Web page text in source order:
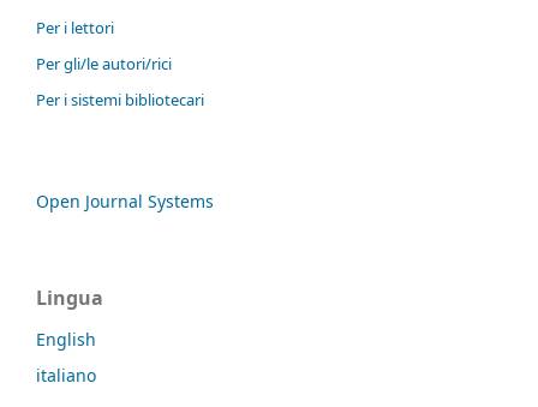
Per i lettori
Per gli/le autori/rici
Per i sistemi bibliotecari
Open Journal Systems
Lingua
English
italiano